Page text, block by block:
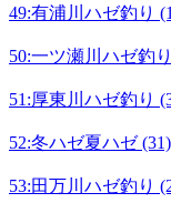
49:有浦川ハゼ釣り
50:一ツ瀬川ハゼ釣
51:厚東川ハゼ釣り
52:冬ハゼ夏ハゼ (31)
53:田万川ハゼ釣り